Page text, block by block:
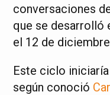
conversaciones
que se desarrolló
el 12 de
Este ciclo
según conoció